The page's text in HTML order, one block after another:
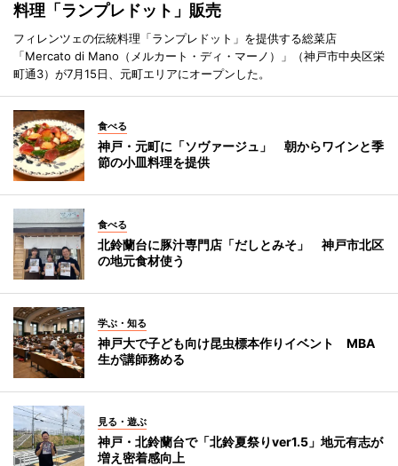
料理「ランプレドット」販売
フィレンツェの伝統料理「ランプレドット」を提供する総菜店
「Mercato di Mano（メルカート・ディ・マーノ）」（神戸市中央区栄
町通3）が7月15日、元町エリアにオープンした。
食べる
神戸・元町に「ソヴァージュ」 朝からワインと季
節の小皿料理を提供
食べる
北鈴蘭台に豚汁専門店「だしとみそ」 神戸市北区
の地元食材使う
学ぶ・知る
神戸大で子ども向け昆虫標本作りイベント MBA
生が講師務める
見る・遊ぶ
神戸・北鈴蘭台で「北鈴夏祭りver1.5」地元有志が
増え密着感向上